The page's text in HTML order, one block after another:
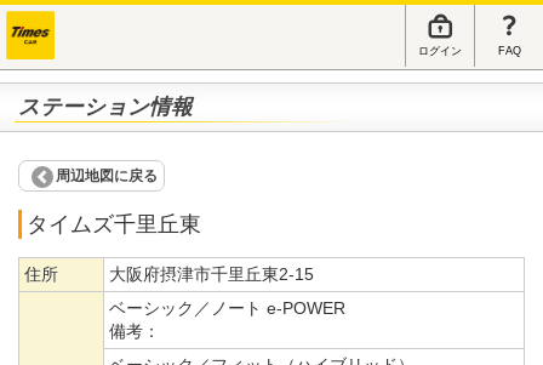
ログイン FAQ
ステーション情報
周辺地図に戻る
タイムズ千里丘東
住所 大阪府摂津市千里丘東2-15
ベーシック／ノート e-POWER
備考：